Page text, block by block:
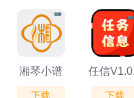
湘琴小谱
下载
任信
下载